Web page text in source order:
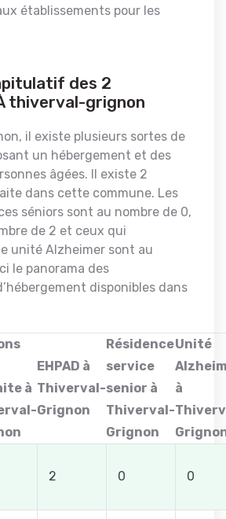
établissements pour les
des 2
thiverval-grignon
il existe plusieurs sortes de
un hébergement et des
âgées. Il existe 2
dans cette commune. Les
séniors sont au nombre de 0,
de 2 et ceux qui
unité Alzheimer sont au
le panorama des
disponibles dans
à
EHPAD à
Thiverval-
Grignon
Résidence
service
senior à
Thiverval-
Grignon
Unité
à
2 0 0